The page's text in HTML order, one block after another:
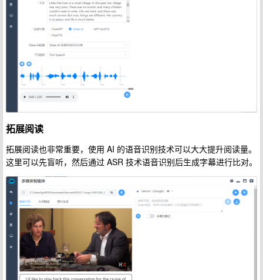
拓展阅读
拓展阅读也非常重要，使用 AI 的语音识别技术可以大大提升阅读量。
这里可以先盲听，然后通过 ASR 技术语音识别后生成字幕进行比对。